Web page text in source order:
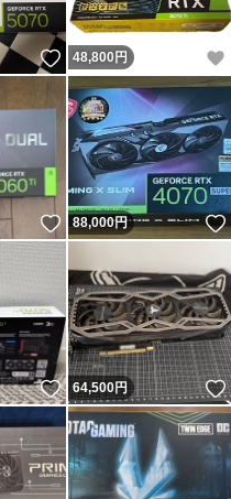
いいね！
48,800 円
いいね！
88,000円
いいね！
64,500円